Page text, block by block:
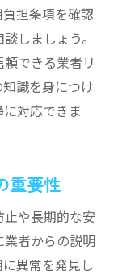
担条項を確認
しましょう。
できる業者リ
識を身につけ
対応できま
重要性
や長期的な安
者からの説明
異常を発見し